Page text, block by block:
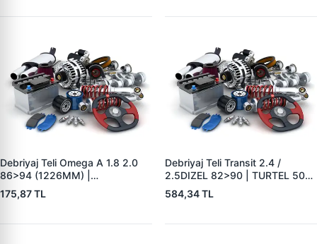
Debriyaj Teli Omega A 1.8 2.0
86>94 (1226MM) |
WAGENBURG 14530002001 |
OEM 669159
175,87 TL
Debriyaj Teli Transit 2.4 /
2.5DIZEL 82>90 | TURTEL 502-
1409
584,34 TL